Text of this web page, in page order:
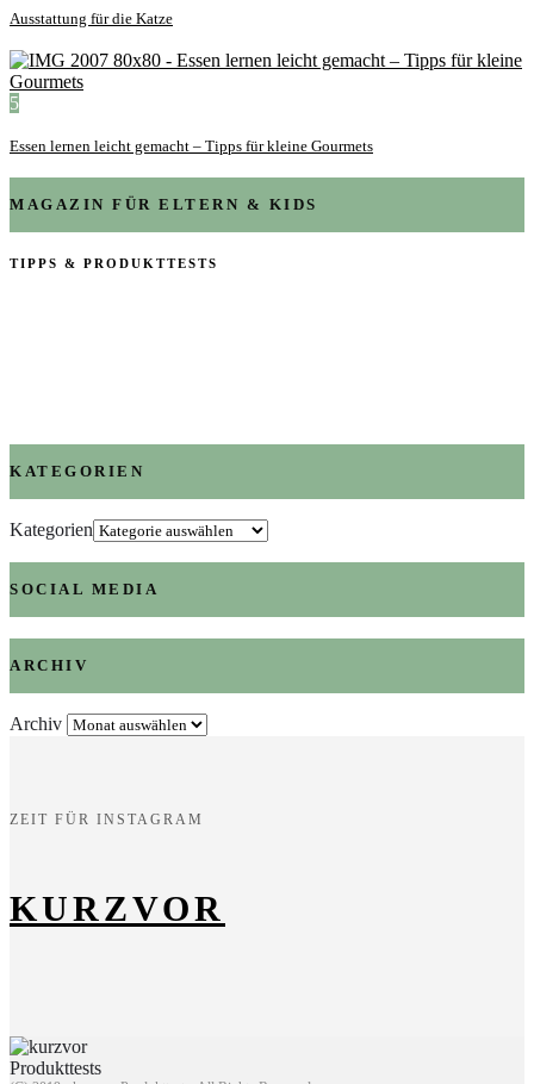
Ausstattung für die Katze
5
Essen lernen leicht gemacht – Tipps für kleine Gourmets
MAGAZIN FÜR ELTERN & KIDS
TIPPS & PRODUKTTESTS
KATEGORIEN
Kategorien
SOCIAL MEDIA
ARCHIV
Archiv
ZEIT FÜR INSTAGRAM
KURZVOR